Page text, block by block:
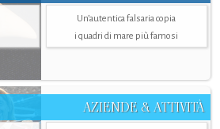
Un’autentica falsaria copia
i quadri di mare più famosi
AZIENDE & ATTIVITÀ